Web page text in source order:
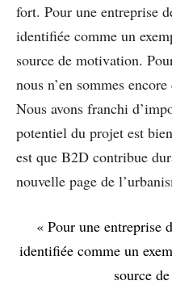
fort. Pour une entreprise
identifiée comme un
source de motivation.
nous n’en sommes
Nous avons franchi
potentiel du projet est
est que B2D contribue
nouvelle page de
« Pour une entreprise
identifiée comme un
source